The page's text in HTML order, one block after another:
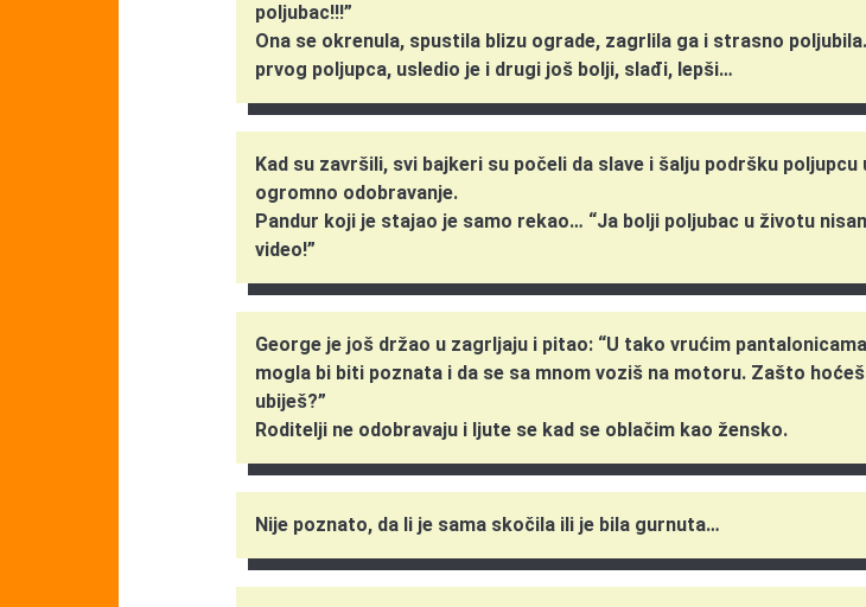
poljubac!!!”
Ona se okrenula, spustila blizu ograde, zagrlila ga i strasno
prvog poljupca, usledio je i drugi još bolji, slađi, lepši…
Kad su završili, svi bajkeri su počeli da slave i šalju podršku poljupcu
ogromno odobravanje.
Pandur koji je stajao je samo rekao… “Ja bolji poljubac u životu
video!”
George je još držao u zagrljaju i pitao: “U tako vrućim
mogla bi biti poznata i da se sa mnom voziš na motoru. Zašto
ubiješ?”
Roditelji ne odobravaju i ljute se kad se oblačim kao žensko.
Nije poznato, da li je sama skočila ili je bila gurnuta…